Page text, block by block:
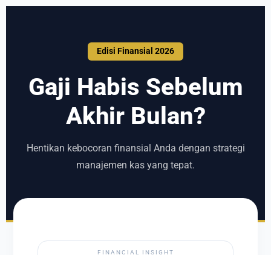
Edisi Finansial 2026
Gaji Habis Sebelum
Akhir Bulan?
Hentikan kebocoran finansial Anda dengan strategi
manajemen kas yang tepat.
FINANCIAL INSIGHT